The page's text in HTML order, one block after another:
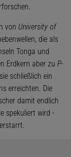
von University of
die als
Tonga und
Erdkern aber zu P-
schließlich ein
erreichten. Die
damit endlich
spekuliert wird -